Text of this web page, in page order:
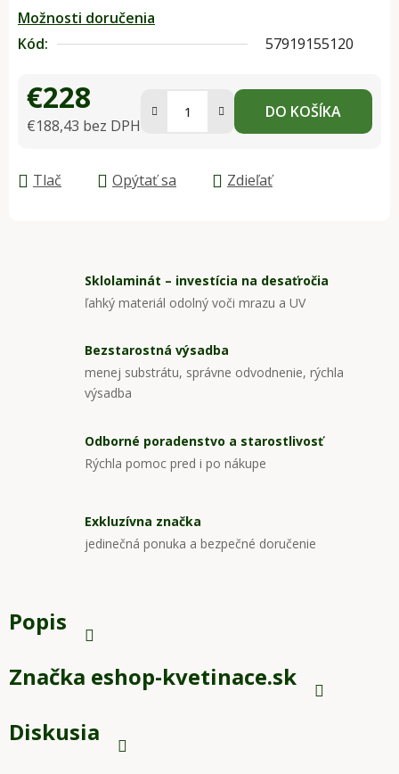
Možnosti doručenia
Kód:
57919155120
€228
€188,43 bez DPH
DO KOŠÍKA
Tlač Opýtať sa Zdieľať
Sklolaminát – investícia na desaťročia
ľahký materiál odolný voči mrazu a UV
Bezstarostná výsadba
menej substrátu, správne odvodnenie, rýchla
výsadba
Odborné poradenstvo a starostlivosť
Rýchla pomoc pred i po nákupe
Exkluzívna značka
jedinečná ponuka a bezpečné doručenie
Popis
Značka eshop-kvetinace.sk
Diskusia